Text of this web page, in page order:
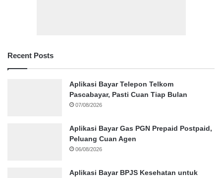
Recent Posts
Aplikasi Bayar Telepon Telkom
Pascabayar, Pasti Cuan Tiap Bulan
07/08/2026
Aplikasi Bayar Gas PGN Prepaid Postpaid,
Peluang Cuan Agen
06/08/2026
Aplikasi Bayar BPJS Kesehatan untuk